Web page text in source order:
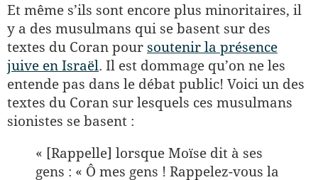
Et même s’ils sont encore plus minoritaires, il
y a des musulmans qui se basent sur des
textes du Coran pour soutenir la présence
juive en Israël. Il est dommage qu’on ne les
entende pas dans le débat public! Voici un des
textes du Coran sur lesquels ces musulmans
sionistes se basent :
« [Rappelle] lorsque Moïse dit à ses
gens : « Ô mes gens ! Rappelez-vous la